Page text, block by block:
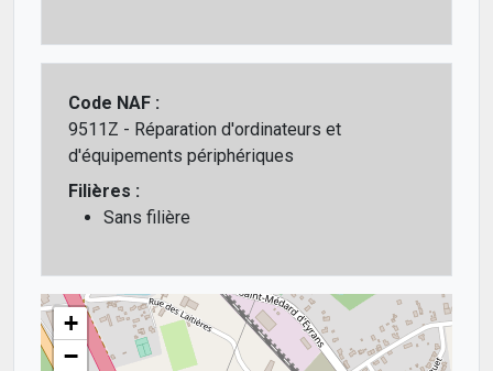
Code NAF :
9511Z - Réparation d'ordinateurs et
d'équipements périphériques
Filières :
Sans filière
+
−